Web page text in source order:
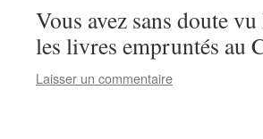
Vous avez sans doute
les livres empruntés au
Laisser un commentaire